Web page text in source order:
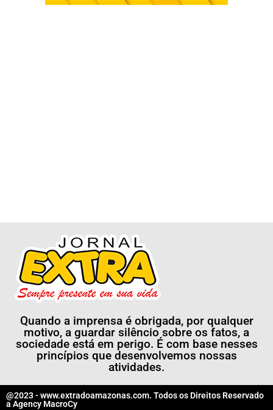
Quando a imprensa é obrigada, por qualquer
motivo, a guardar silêncio sobre os fatos, a
sociedade está em perigo. É com base nesses
princípios que desenvolvemos nossas
atividades.
@2023 - www.extradoamazonas.com. Todos os Direitos Reservado
a Agency MacroCy